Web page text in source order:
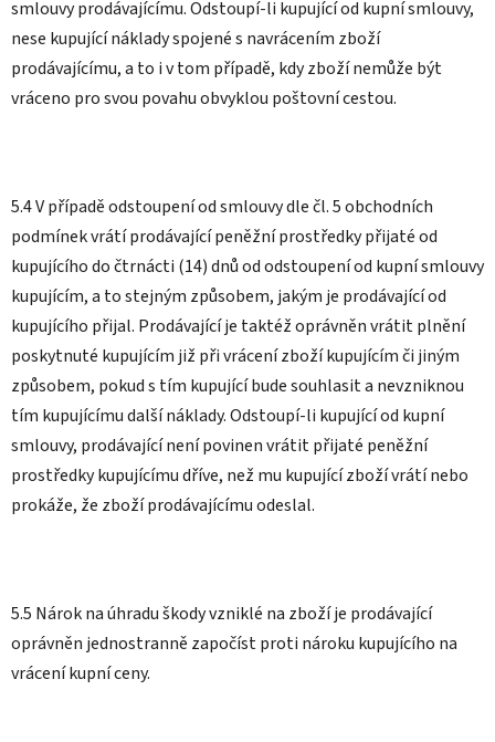
smlouvy prodávajícímu. Odstoupí-li kupující od kupní smlouvy,
nese kupující náklady spojené s navrácením zboží
prodávajícímu, a to i v tom případě, kdy zboží nemůže být
vráceno pro svou povahu obvyklou poštovní cestou.
5.4 V případě odstoupení od smlouvy dle čl. 5 obchodních
podmínek vrátí prodávající peněžní prostředky přijaté od
kupujícího do čtrnácti (14) dnů od odstoupení od kupní smlouvy
kupujícím, a to stejným způsobem, jakým je prodávající od
kupujícího přijal. Prodávající je taktéž oprávněn vrátit plnění
poskytnuté kupujícím již při vrácení zboží kupujícím či jiným
způsobem, pokud s tím kupující bude souhlasit a nevzniknou
tím kupujícímu další náklady. Odstoupí-li kupující od kupní
smlouvy, prodávající není povinen vrátit přijaté peněžní
prostředky kupujícímu dříve, než mu kupující zboží vrátí nebo
prokáže, že zboží prodávajícímu odeslal.
5.5 Nárok na úhradu škody vzniklé na zboží je prodávající
oprávněn jednostranně započíst proti nároku kupujícího na
vrácení kupní ceny.